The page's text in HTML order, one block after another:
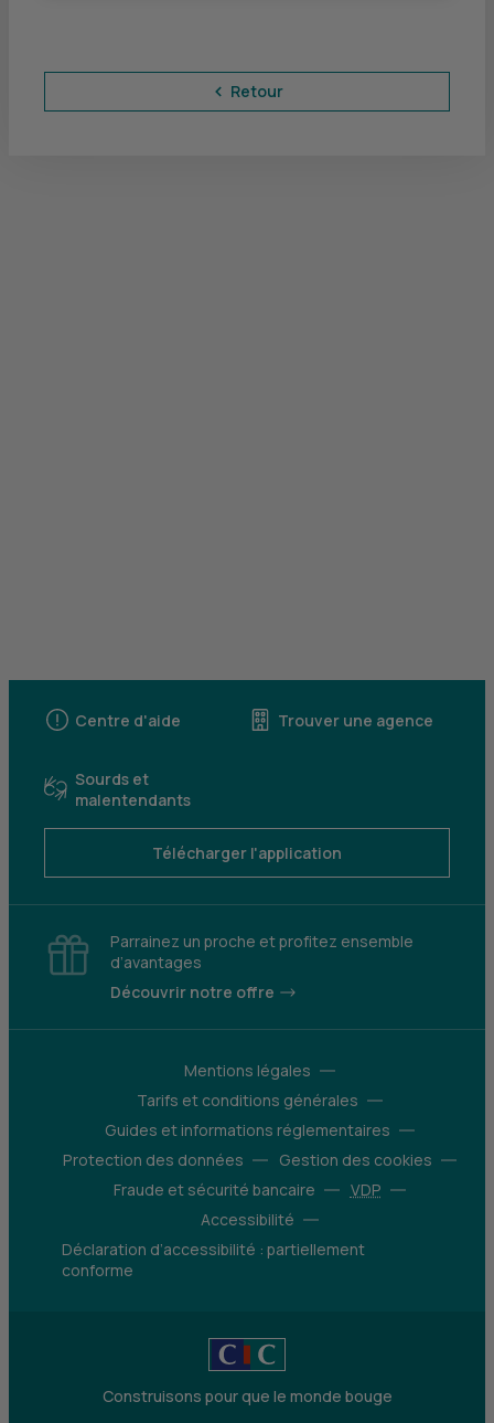
Retour
Centre d'aide Trouver une agence
Sourds et
malentendants
Télécharger l'application
Parrainez un proche et profitez ensemble
d’avantages
Découvrir notre offre
Mentions légales
Tarifs et conditions générales
Guides et informations réglementaires
Protection des données
Gestion des cookies
Fraude et sécurité bancaire
VDP
Accessibilité
Déclaration d’accessibilité : partiellement
conforme
Construisons pour que le monde bouge